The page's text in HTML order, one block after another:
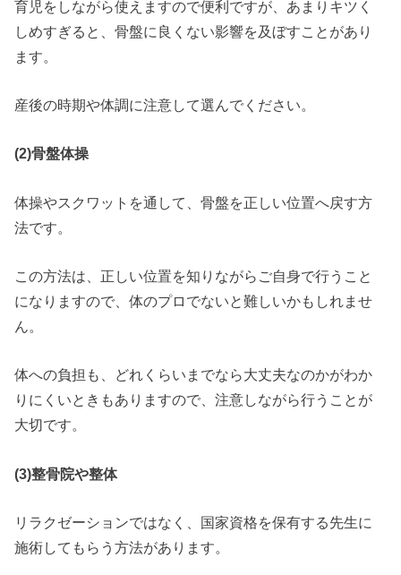
育児をしながら使えますので便利ですが、あまりキツく
しめすぎると、骨盤に良くない影響を及ぼすことがあり
ます。
産後の時期や体調に注意して選んでください。
(2)骨盤体操
体操やスクワットを通して、骨盤を正しい位置へ戻す方
法です。
この方法は、正しい位置を知りながらご自身で行うこと
になりますので、体のプロでないと難しいかもしれませ
ん。
体への負担も、どれくらいまでなら大丈夫なのかがわか
りにくいときもありますので、注意しながら行うことが
大切です。
(3)整骨院や整体
リラクゼーションではなく、国家資格を保有する先生に
施術してもらう方法があります。